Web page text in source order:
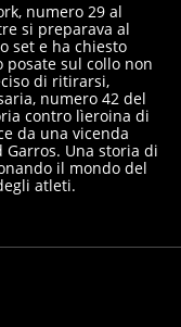
numero 29 al
si preparava al
set e ha chiesto
posate sul collo non
di ritirarsi,
numero 42 del
contro lìeroina di
da una vicenda
Garros. Una storia di
il mondo del
atleti.